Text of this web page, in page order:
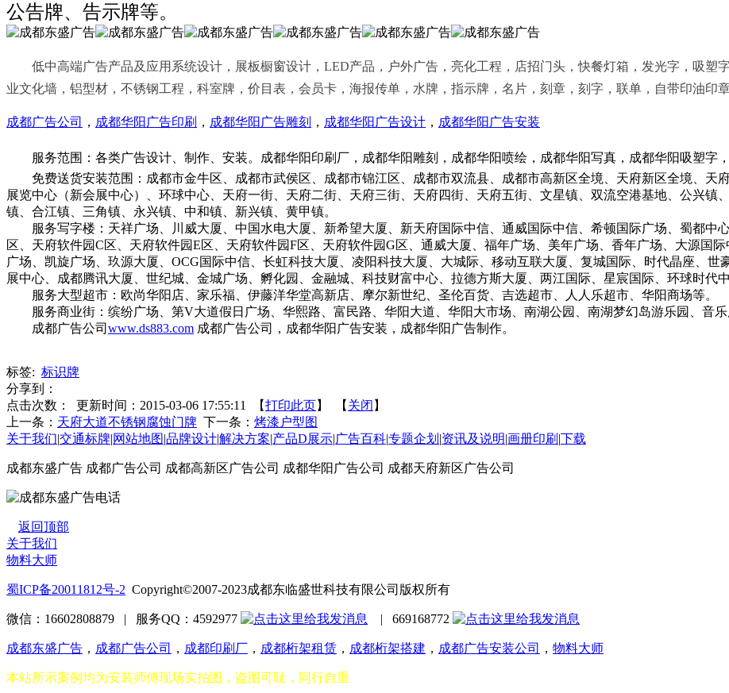
公告牌、告示牌等。
低中高端广告产品及应用系统设计，展板橱窗设计，LED产品，户外广告，亮化工程，店招门头，快餐灯箱，发光字，吸塑
业文化墙，铝型材，不锈钢工程，科室牌，价目表，会员卡，海报传单，水牌，指示牌，名片，刻章，刻字，联单，自带印油印章
成都广告公司 ， 成都华阳广告印刷 ， 成都华阳广告雕刻 ， 成都华阳广告设计 ， 成都华阳广告安装
服务范围：各类广告设计、制作、安装。成都华阳印刷厂，成都华阳雕刻，成都华阳喷绘，成都华阳写真，成都华阳吸塑字
免费送货安装范围：成都市金牛区、成都市武侯区、成都市锦江区、成都市双流县、成都市高新区全境、天府新区全境、天
展览中心（新会展中心）、环球中心、天府一街、天府二街、天府三街、天府四街、天府五街、文星镇、双流空港基地、公兴镇
镇、合江镇、三角镇、永兴镇、中和镇、新兴镇、黄甲镇。
服务写字楼：天祥广场、川威大厦、中国水电大厦、新希望大厦、新天府国际中信、通威国际中信、希顿国际广场、蜀都中
区、天府软件园C区、天府软件园E区、天府软件园F区、天府软件园G区、通威大厦、福年广场、美年广场、香年广场、大源国
广场、凯旋广场、玖源大厦、OCG国际中信、长虹科技大厦、凌阳科技大厦、大城际、移动互联大厦、复城国际、时代晶座、
展中心、成都腾讯大厦、世纪城、金城广场、孵化园、金融城、科技财富中心、拉德方斯大厦、两江国际、星宸国际、环球时代
服务大型超市：欧尚华阳店、家乐福、伊藤洋华堂高新店、摩尔新世纪、圣伦百货、吉选超市、人人乐超市、华阳商场等。
服务商业街：缤纷广场、第V大道假日广场、华熙路、富民路、华阳大道、华阳大市场、南湖公园、南湖梦幻岛游乐园、音乐
成都广告公司 www.ds883.com 成都广告公司，成都华阳广告安装，成都华阳广告制作。
标签: 标识牌
分享到：
点击次数：
更新时间：2015-03-06 17:55:11 【打印此页】 【 关闭 】
上一条： 天府大道不锈钢腐蚀门牌 下一条： 烤漆户型图
关于我们|交通标牌|网站地图|品牌设计|解决方案|产品D展示|广告百科|专题企划 |资讯及说明|画册印刷 |下载
成都东盛广告 成都广告公司 成都高新区广告公司 成都华阳广告公司 成都天府新区广告公司
返回顶部
关于我们
物料大师
蜀ICP备20011812号-2 Copyright©2007-2023成都东临盛世科技有限公司版权所有
微信：16602808879 | 服务QQ：4592977 | 669168772
成都东盛广告 ， 成都广告公司 ， 成都印刷厂 ， 成都桁架租赁 ， 成都桁架搭建 ， 成都广告安装公司 ， 物料大师
本站所示案例均为安装师傅现场实拍图，盗图可耻，同行自重